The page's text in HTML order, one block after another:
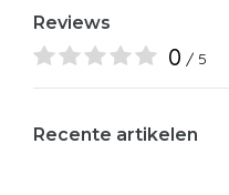
Reviews
0 / 5
Recente artikelen